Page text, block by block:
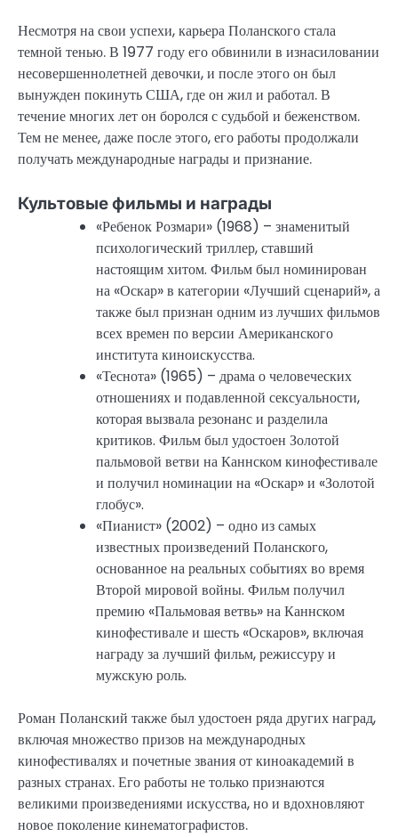
Несмотря на свои успехи, карьера Поланского стала
темной тенью. В 1977 году его обвинили в изнасиловании
несовершеннолетней девочки, и после этого он был
вынужден покинуть США, где он жил и работал. В
течение многих лет он боролся с судьбой и беженством.
Тем не менее, даже после этого, его работы продолжали
получать международные награды и признание.
Культовые фильмы и награды
«Ребенок Розмари» (1968) – знаменитый
психологический триллер, ставший
настоящим хитом. Фильм был номинирован
на «Оскар» в категории «Лучший сценарий», а
также был признан одним из лучших фильмов
всех времен по версии Американского
института киноискусства.
«Теснота» (1965) – драма о человеческих
отношениях и подавленной сексуальности,
которая вызвала резонанс и разделила
критиков. Фильм был удостоен Золотой
пальмовой ветви на Каннском кинофестивале
и получил номинации на «Оскар» и «Золотой
глобус».
«Пианист» (2002) – одно из самых
известных произведений Поланского,
основанное на реальных событиях во время
Второй мировой войны. Фильм получил
премию «Пальмовая ветвь» на Каннском
кинофестивале и шесть «Оскаров», включая
награду за лучший фильм, режиссуру и
мужскую роль.
Роман Поланский также был удостоен ряда других наград,
включая множество призов на международных
кинофестивалях и почетные звания от киноакадемий в
разных странах. Его работы не только признаются
великими произведениями искусства, но и вдохновляют
новое поколение кинематографистов.